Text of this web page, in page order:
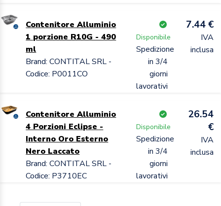
Contenitore Alluminio
1 porzione R10G - 490
ml
Brand: CONTITAL SRL -
Codice: P0011CO
Disponibile
Spedizione
in 3/4
giorni
lavorativi
7.44 €
IVA
inclusa
Contenitore Alluminio
4 Porzioni Eclipse -
Interno Oro Esterno
Nero Laccato
Brand: CONTITAL SRL -
Codice: P3710EC
Disponibile
Spedizione
in 3/4
giorni
lavorativi
26.54
€
IVA
inclusa